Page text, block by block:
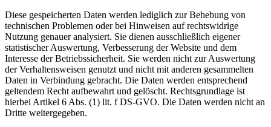
Diese gespeicherten Daten werden lediglich zur Behebung von
technischen Problemen oder bei Hinweisen auf rechtswidrige
Nutzung genauer analysiert. Sie dienen ausschließlich eigener
statistischer Auswertung, Verbesserung der Website und dem
Interesse der Betriebssicherheit. Sie werden nicht zur Auswertung
der Verhaltensweisen genutzt und nicht mit anderen gesammelten
Daten in Verbindung gebracht. Die Daten werden entsprechend
geltendem Recht aufbewahrt und gelöscht. Rechtsgrundlage ist
hierbei Artikel 6 Abs. (1) lit. f DS-GVO. Die Daten werden nicht an
Dritte weitergegeben.